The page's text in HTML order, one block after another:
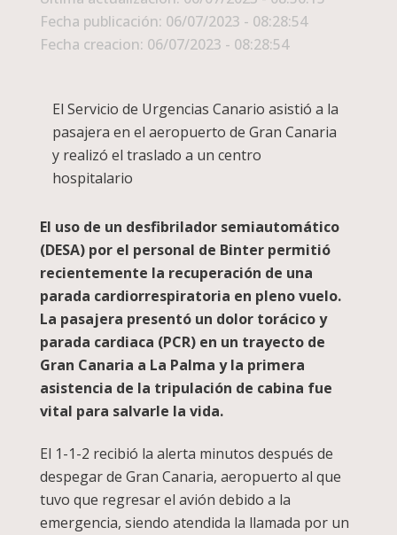
Fecha publicación: 06/07/2023 - 08:28:54
Fecha creacion: 06/07/2023 - 08:28:54
El Servicio de Urgencias Canario asistió a la
pasajera en el aeropuerto de Gran Canaria
y realizó el traslado a un centro
hospitalario
El uso de un desfibrilador semiautomático
(DESA) por el personal de Binter permitió
recientemente la recuperación de una
parada cardiorrespiratoria en pleno vuelo.
La pasajera presentó un dolor torácico y
parada cardiaca (PCR) en un trayecto de
Gran Canaria a La Palma y la primera
asistencia de la tripulación de cabina fue
vital para salvarle la vida.
El 1-1-2 recibió la alerta minutos después de
despegar de Gran Canaria, aeropuerto al que
tuvo que regresar el avión debido a la
emergencia, siendo atendida la llamada por un